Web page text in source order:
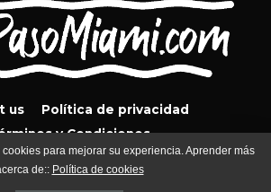
us
Política de privacidad
y Condiciones
para mejorar su experiencia. Aprender más
de:: Política de cookies